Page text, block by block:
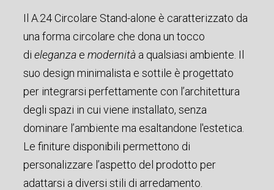
Il A.24 Circolare Stand-alone è caratterizzato da
una forma circolare che dona un tocco
di eleganza e modernità a qualsiasi ambiente. Il
suo design minimalista e sottile è progettato
per integrarsi perfettamente con l’architettura
degli spazi in cui viene installato, senza
dominare l’ambiente ma esaltandone l'estetica.
Le finiture disponibili permettono di
personalizzare l’aspetto del prodotto per
adattarsi a diversi stili di arredamento.